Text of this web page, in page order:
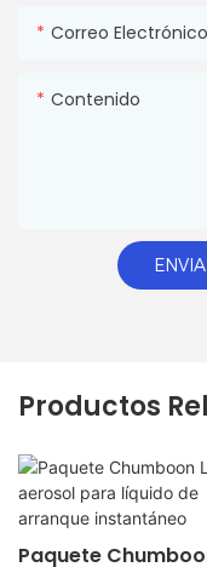
Correo Electrónico
Contenido
Productos
Paquete